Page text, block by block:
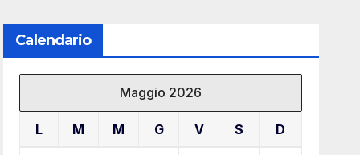
Calendario
Maggio 2026
L M M G V S D